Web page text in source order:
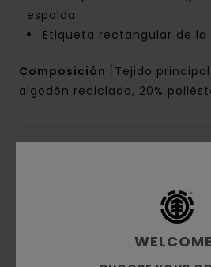
espalda
Etiqueta rectangular de la
Composición
[Tejido
algodón reciclado, 20%
Reseñas de los